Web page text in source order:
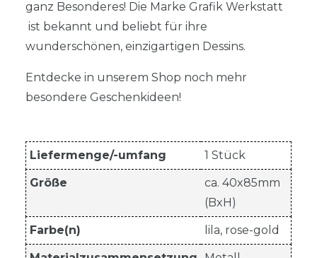
ganz Besonderes! Die Marke Grafik Werkstatt
ist bekannt und beliebt für ihre
wunderschönen, einzigartigen Dessins.
Entdecke in unserem Shop noch mehr
besondere Geschenkideen!
Liefermenge/-umfang 1 Stück
Größe
ca. 40x85mm
(BxH)
Farbe(n) lila, rose-gold